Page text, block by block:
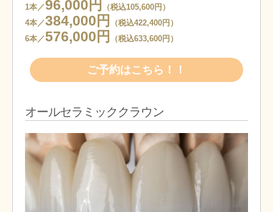
1本／96,000円
（税込105,600円）
4本／384,000円
（税込422,400円）
6本／576,000円 （税込633,600円）
ご予約はこちら！！
オールセラミッククラウン